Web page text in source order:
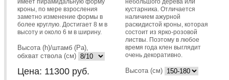
имеет пирамидальную форму
кроны, по мере взросления
заметно изменение формы в
более круглую. Достигает 8 м в
высоту и около 6 м в ширину.
Высота (h)/штамб (Pa),
обхват ствола (см)
Цена: 11300 руб.
небольшого дерева или
кустарника. Отличается
наличием ажурной
раскидистой кроны, которая
состоит из ярко-розовой
листвы. Поэтому в любое
время года клен выглядит
очень декоративно.
Высота (см)